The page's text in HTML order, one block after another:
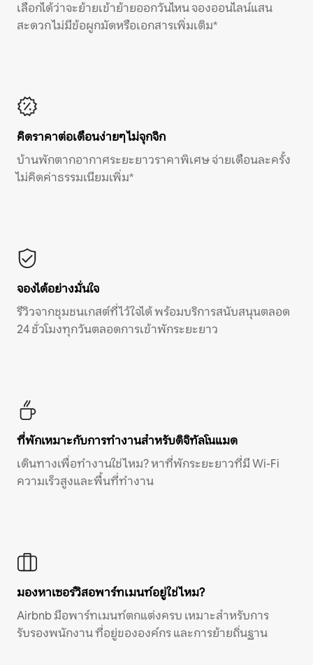
เลือกได้ว่าจะย้ายเข้าย้ายออกวันไหน จองออนไลน์แสน
สะดวก ไม่มีข้อผูกมัดหรือเอกสารเพิ่มเติม*
คิดราคาต่อเดือนง่ายๆ ไม่จุกจิก
บ้านพักตากอากาศระยะยาวราคาพิเศษ จ่ายเดือนละครั้ง
ไม่คิดค่าธรรมเนียมเพิ่ม*
จองได้อย่างมั่นใจ
รีวิวจากชุมชนเกสต์ที่ไว้ใจได้ พร้อมบริการสนับสนุนตลอด
24 ชั่วโมงทุกวันตลอดการเข้าพักระยะยาว
ที่พักเหมาะกับการทำงานสำหรับดิจิทัลโนแมด
เดินทางเพื่อทำงานใช่ไหม? หาที่พักระยะยาวที่มี Wi-Fi
ความเร็วสูงและพื้นที่ทำงาน
มองหาเซอร์วิสอพาร์ทเมนท์อยู่ใช่ไหม?
Airbnb มีอพาร์ทเมนท์ตกแต่งครบ เหมาะสำหรับการ
รับรองพนักงาน ที่อยู่ขององค์กร และการย้ายถิ่นฐาน